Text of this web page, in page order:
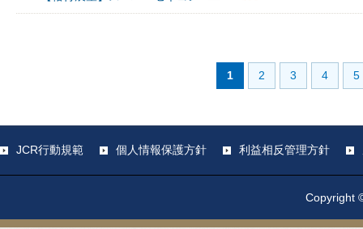
1 2 3 4 5
JCR行動規範 個人情報保護方針 利益相反管理方針
Copyright